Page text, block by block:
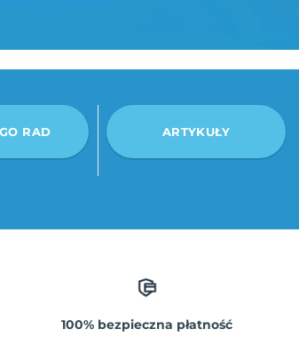
RAD ARTYKUŁY
100% bezpieczna płatność